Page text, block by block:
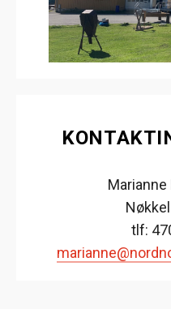
tlf: